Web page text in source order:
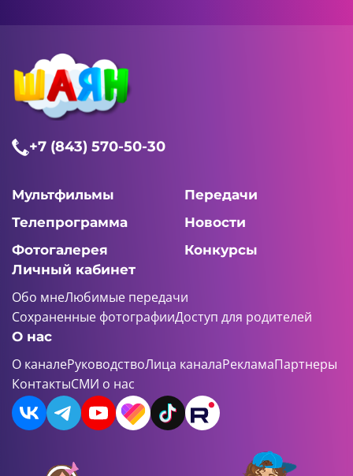
+7 (843) 570-50-30
Мультфильмы
Передачи
Телепрограмма
Новости
Фотогалерея
Конкурсы
Личный кабинет
Обо мнеЛюбимые передачи
Сохраненные фотографииДоступ для родителей
О нас
О каналеРуководствоЛица каналаРекламаПартнеры
КонтактыСМИ о нас